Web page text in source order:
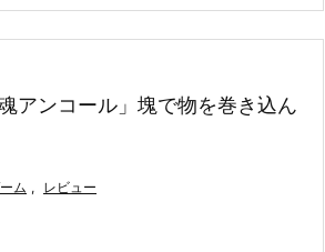
アンコール」塊で物を巻き込ん
ム , レビュー